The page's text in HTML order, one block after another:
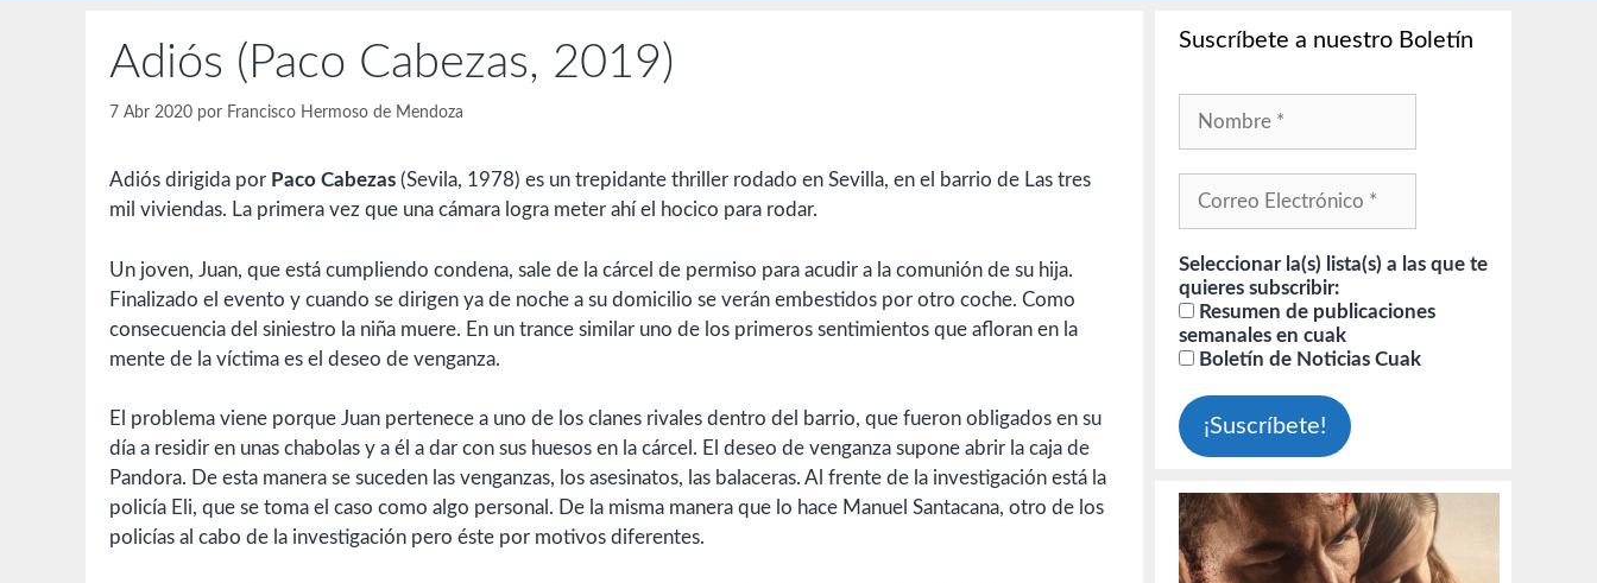
Adiós (Paco Cabezas, 2019)
7 Abr 2020 por Francisco Hermoso de Mendoza
Adiós dirigida por Paco Cabezas (Sevila, 1978) es un trepidante thriller rodado en Sevilla, en el barrio de Las tres
mil viviendas. La primera vez que una cámara logra meter ahí el hocico para rodar.
Un joven, Juan, que está cumpliendo condena, sale de la cárcel de permiso para acudir a la comunión de su hija.
Finalizado el evento y cuando se dirigen ya de noche a su domicilio se verán embestidos por otro coche. Como
consecuencia del siniestro la niña muere. En un trance similar uno de los primeros sentimientos que afloran en la
mente de la víctima es el deseo de venganza.
El problema viene porque Juan pertenece a uno de los clanes rivales dentro del barrio, que fueron obligados en su
día a residir en unas chabolas y a él a dar con sus huesos en la cárcel. El deseo de venganza supone abrir la caja de
Pandora. De esta manera se suceden las venganzas, los asesinatos, las balaceras. Al frente de la investigación está la
policía Eli, que se toma el caso como algo personal. De la misma manera que lo hace Manuel Santacana, otro de los
policías al cabo de la investigación pero éste por motivos diferentes.
Suscríbete a nuestro Boletín
Seleccionar la(s) lista(s) a las que te
quieres subscribir:
Resumen de publicaciones
semanales en cuak
Boletín de Noticias Cuak